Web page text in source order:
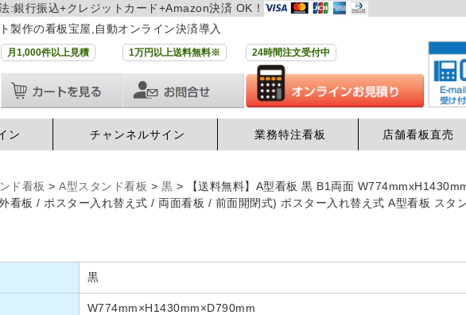
:銀行振込+クレジットカード+Amazon決済 OK！
製作の看板宝屋,自動オンライン決済導入
月1,000件以上見積 1万円以上送料無料※ 24時間注文受付中
ン チャンネルサイン 業務特注看板 店舗看板直売
ド看板 > A型スタンド看板 > 黒 >
【送料無料】A型看板 黒 B1両面
看板 / ポスター入れ替え式 / 両面看板 / 前面開閉式) ポスター入れ替え式 A型看板 スタ
黒
W774mm×H1430mm×D790mm